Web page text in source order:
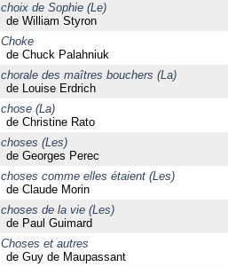
choix de Sophie (Le)
de William Styron
Choke
de Chuck Palahniuk
chorale des maîtres bouchers (La)
de Louise Erdrich
chose (La)
de Christine Rato
choses (Les)
de Georges Perec
choses comme elles étaient (Les)
de Claude Morin
choses de la vie (Les)
de Paul Guimard
Choses et autres
de Guy de Maupassant